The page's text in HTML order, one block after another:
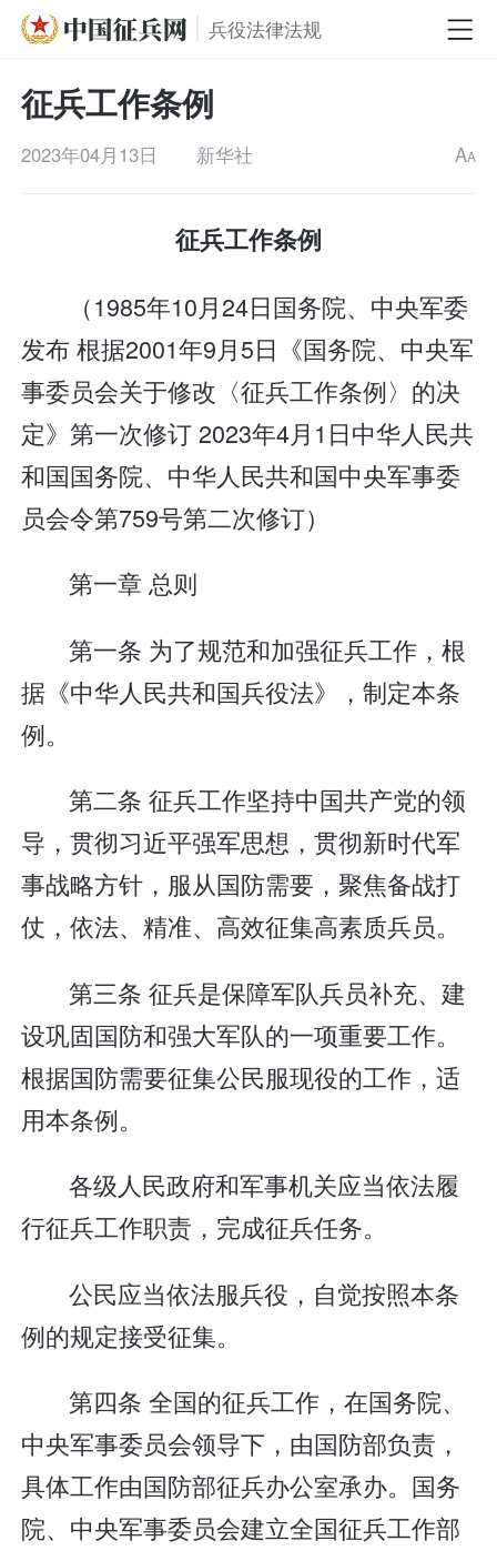
兵役法律法规
征兵工作条例
2023年04月13日 新华社 AA
征兵工作条例
（1985年10月24日国务院、中央军委
发布 根据2001年9月5日《国务院、中央军
事委员会关于修改〈征兵工作条例〉的决
定》第一次修订 2023年4月1日中华人民共
和国国务院、中华人民共和国中央军事委
员会令第759号第二次修订）
第一章 总则
第一条 为了规范和加强征兵工作，根
据《中华人民共和国兵役法》，制定本条
例。
第二条 征兵工作坚持中国共产党的领
导，贯彻习近平强军思想，贯彻新时代军
事战略方针，服从国防需要，聚焦备战打
仗，依法、精准、高效征集高素质兵员。
第三条 征兵是保障军队兵员补充、建
设巩固国防和强大军队的一项重要工作。
根据国防需要征集公民服现役的工作，适
用本条例。
各级人民政府和军事机关应当依法履
行征兵工作职责，完成征兵任务。
公民应当依法服兵役，自觉按照本条
例的规定接受征集。
第四条 全国的征兵工作，在国务院、
中央军事委员会领导下，由国防部负责，
具体工作由国防部征兵办公室承办。国务
院、中央军事委员会建立全国征兵工作部